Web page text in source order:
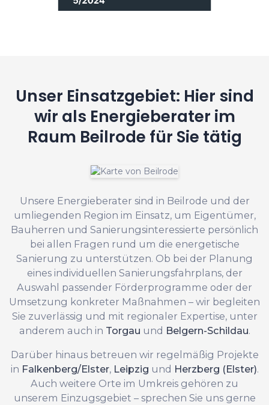
Unser Einsatzgebiet: Hier sind
wir als Energieberater im
Raum Beilrode für Sie tätig
Unsere Energieberater sind in Beilrode und der
umliegenden Region im Einsatz, um Eigentümer,
Bauherren und Sanierungsinteressierte persönlich
bei allen Fragen rund um die energetische
Sanierung zu unterstützen. Ob bei der Planung
eines individuellen Sanierungsfahrplans, der
Auswahl passender Förderprogramme oder der
Umsetzung konkreter Maßnahmen – wir begleiten
Sie zuverlässig und mit regionaler Expertise, unter
anderem auch in Torgau und Belgern-Schildau.
Darüber hinaus betreuen wir regelmäßig Projekte
in Falkenberg/Elster, Leipzig und Herzberg (Elster).
Auch weitere Orte im Umkreis gehören zu
unserem Einzugsgebiet – sprechen Sie uns gerne